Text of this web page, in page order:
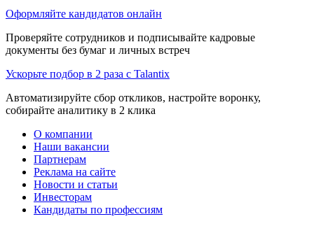
Оформляйте кандидатов онлайн
Проверяйте сотрудников и подписывайте кадровые
документы без бумаг и личных встреч
Ускорьте подбор в 2 раза с Talantix
Автоматизируйте сбор откликов, настройте воронку,
собирайте аналитику в 2 клика
О компании
Наши вакансии
Партнерам
Реклама на сайте
Новости и статьи
Инвесторам
Кандидаты по профессиям